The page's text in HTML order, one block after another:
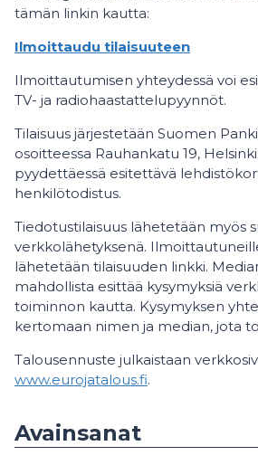
tämän linkin kautta:
Ilmoittaudu tilaisuuteen
Ilmoittautumisen yhteydessä voi
TV- ja radiohaastattelupyynnöt.
Tilaisuus järjestetään Suomen
osoitteessa Rauhankatu 19,
pyydettäessä esitettävä
henkilötodistus.
Tiedotustilaisuus lähetetään myös
verkkolähetyksenä.
lähetetään tilaisuuden linkki.
mahdollista esittää kysymyksiä
toiminnon kautta. Kysymyksen
kertomaan nimen ja median, jota
Talousennuste julkaistaan
www.eurojatalous.fi.
Avainsanat